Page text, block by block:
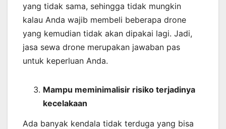
yang tidak sama, sehingga tidak mungkin
kalau Anda wajib membeli beberapa drone
yang kemudian tidak akan dipakai lagi. Jadi,
jasa sewa drone merupakan jawaban pas
untuk keperluan Anda.
Mampu meminimalisir risiko terjadinya
kecelakaan
Ada banyak kendala tidak terduga yang bisa